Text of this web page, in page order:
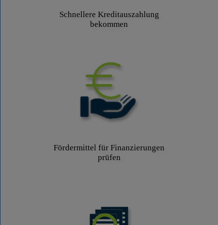
Schnellere Kreditauszahlung
bekommen
Fördermittel für Finanzierungen
prüfen